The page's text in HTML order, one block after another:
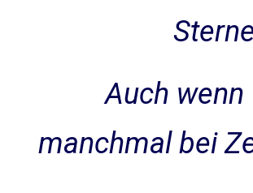
Auch wenn
manchmal bei